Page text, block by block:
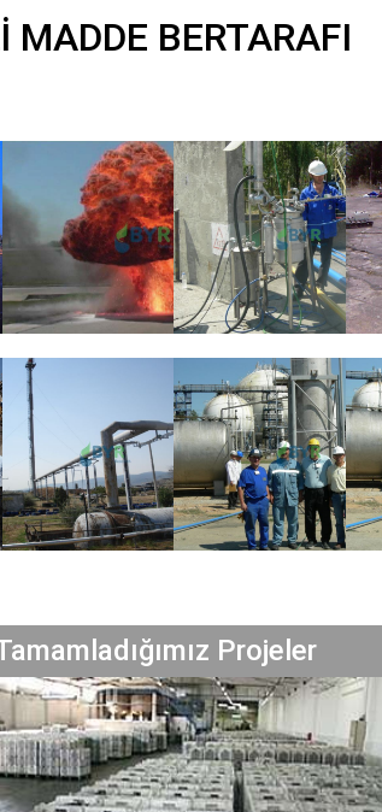
MADDE BERTARAFI
Projeler